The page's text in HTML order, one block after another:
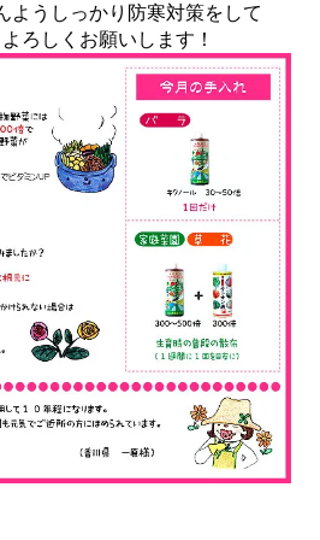
ようしっかり防寒対策をして
ろしくお願いします！